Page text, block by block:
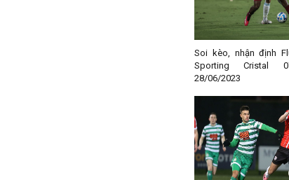
Soi kèo, nhận định
Sporting Cristal
28/06/2023